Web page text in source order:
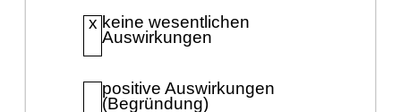
x keine wesentlichen
Auswirkungen
positive Auswirkungen
(Begründung)